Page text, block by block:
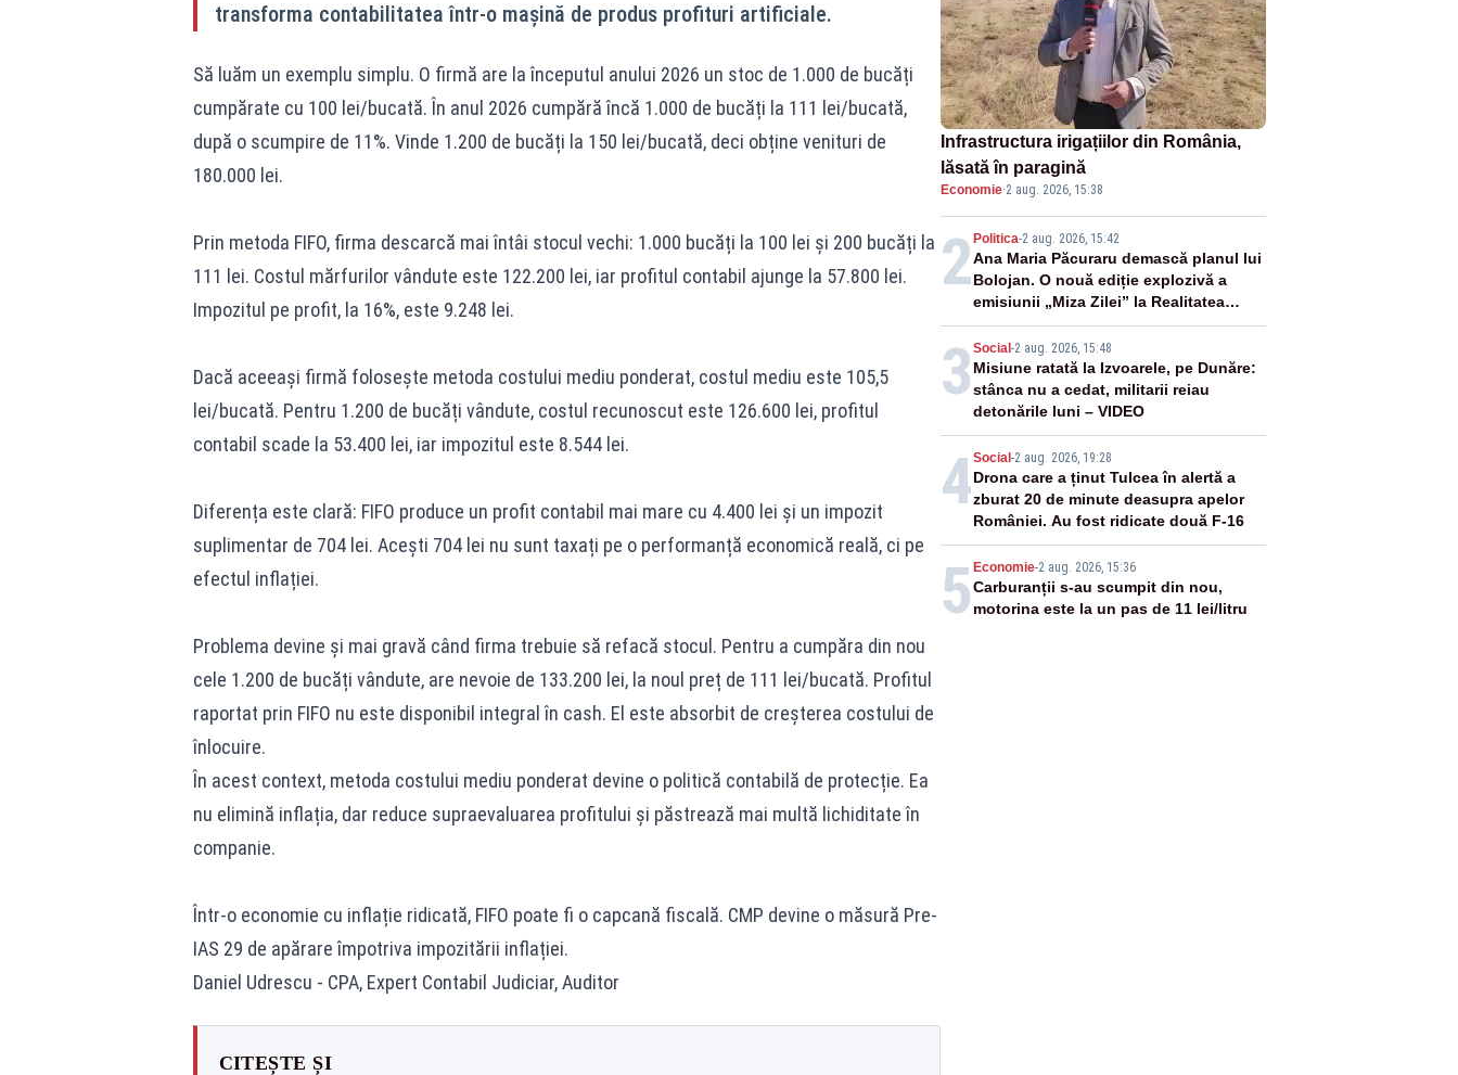
transforma contabilitatea într-o mașină de produs profituri artificiale.
Să luăm un exemplu simplu. O firmă are la începutul anului 2026 un stoc de 1.000 de bucăți
cumpărate cu 100 lei/bucată. În anul 2026 cumpără încă 1.000 de bucăți la 111 lei/bucată,
după o scumpire de 11%. Vinde 1.200 de bucăți la 150 lei/bucată, deci obține venituri de
180.000 lei.
Prin metoda FIFO, firma descarcă mai întâi stocul vechi: 1.000 bucăți la 100 lei și 200 bucăți la
111 lei. Costul mărfurilor vândute este 122.200 lei, iar profitul contabil ajunge la 57.800 lei.
Impozitul pe profit, la 16%, este 9.248 lei.
Dacă aceeași firmă folosește metoda costului mediu ponderat, costul mediu este 105,5
lei/bucată. Pentru 1.200 de bucăți vândute, costul recunoscut este 126.600 lei, profitul
contabil scade la 53.400 lei, iar impozitul este 8.544 lei.
Diferența este clară: FIFO produce un profit contabil mai mare cu 4.400 lei și un impozit
suplimentar de 704 lei. Acești 704 lei nu sunt taxați pe o performanță economică reală, ci pe
efectul inflației.
Problema devine și mai gravă când firma trebuie să refacă stocul. Pentru a cumpăra din nou
cele 1.200 de bucăți vândute, are nevoie de 133.200 lei, la noul preț de 111 lei/bucată. Profitul
raportat prin FIFO nu este disponibil integral în cash. El este absorbit de creșterea costului de
înlocuire.
În acest context, metoda costului mediu ponderat devine o politică contabilă de protecție. Ea
nu elimină inflația, dar reduce supraevaluarea profitului și păstrează mai multă lichiditate în
companie.
Într-o economie cu inflație ridicată, FIFO poate fi o capcană fiscală. CMP devine o măsură Pre-
IAS 29 de apărare împotriva impozitării inflației.
Daniel Udrescu - CPA, Expert Contabil Judiciar, Auditor
CITEȘTE ȘI
Infrastructura irigațiilor din România,
lăsată în paragină
Economie·2 aug. 2026, 15:38
2 Politica-2 aug. 2026, 15:42
Ana Maria Păcuraru demască planul lui
Bolojan. O nouă ediție explozivă a
emisiunii „Miza Zilei” la Realitatea
PLUS
3 Social -2 aug. 2026, 15:48
Misiune ratată la Izvoarele, pe Dunăre:
stânca nu a cedat, militarii reiau
detonările luni – VIDEO
4Social -2 aug. 2026, 19:28
Drona care a ținut Tulcea în alertă a
zburat 20 de minute deasupra apelor
României. Au fost ridicate două F-16
5 Economie-2 aug. 2026, 15:36
Carburanții s-au scumpit din nou,
motorina este la un pas de 11 lei/litru